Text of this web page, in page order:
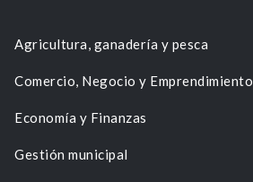
Agricultura, ganadería y pesca
Comercio, Negocio y Emprendimiento
Economía y Finanzas
Gestión municipal